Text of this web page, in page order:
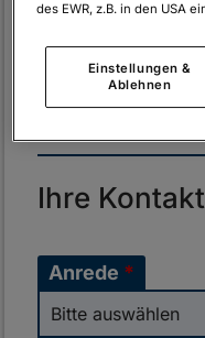
Ihre
Anrede *
des EWR, z.B. in den USA
Einstellungen &
Ablehnen